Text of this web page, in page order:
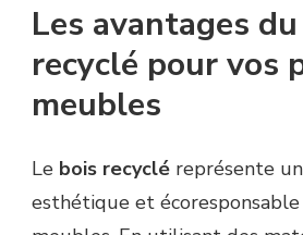
Les avantages
recyclé pour vos
meubles
Le bois recyclé représente
esthétique et